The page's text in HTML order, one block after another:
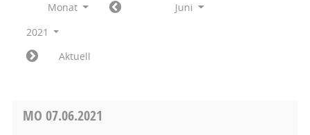
Monat
Juni
2021
Aktuell
MO 07.06.2021